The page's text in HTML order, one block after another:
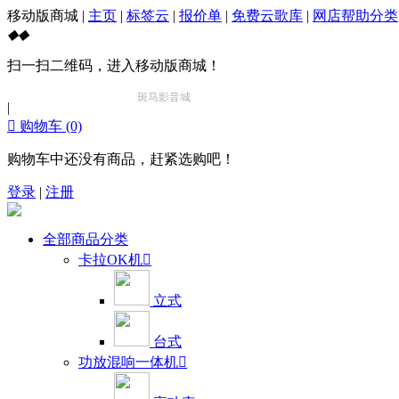
移动版商城 | 主页 | 标签云 | 报价单 | 免费云歌库 | 网店帮助分类
◆◆
扫一扫二维码，进入移动版商城！
|
斑马影音城【https://www.zebraaudio.com】
 购物车 (0)
购物车中还没有商品，赶紧选购吧！
登录 | 注册
全部商品分类
卡拉OK机
立式
台式
功放混响一体机